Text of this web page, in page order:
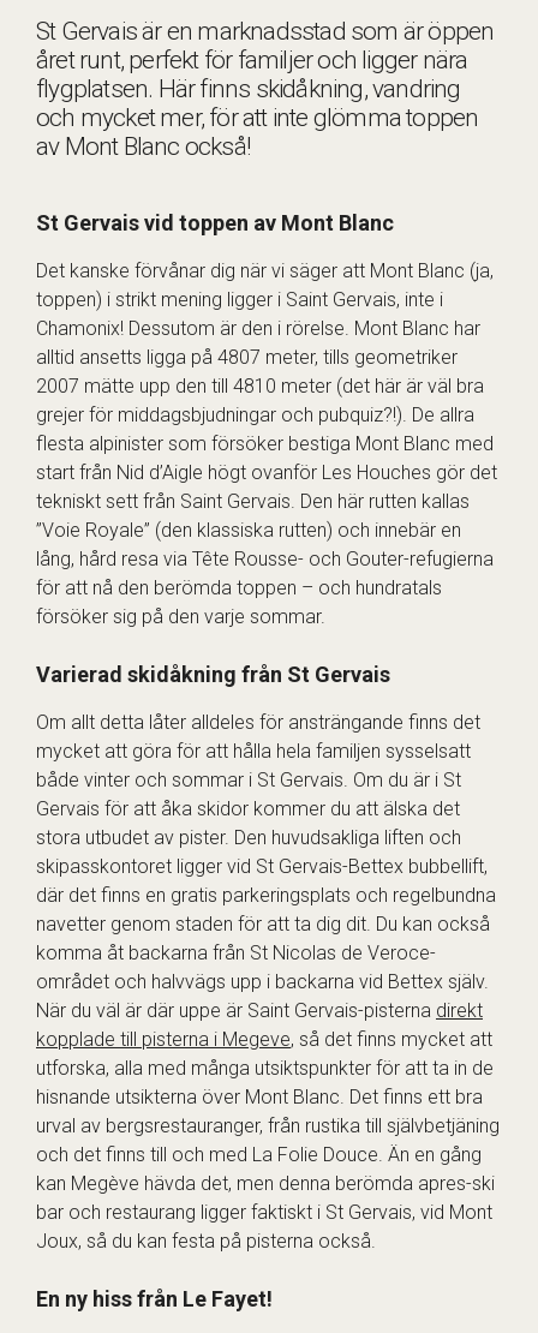
St Gervais är en marknadsstad som är öppen
året runt, perfekt för familjer och ligger nära
flygplatsen. Här finns skidåkning, vandring
och mycket mer, för att inte glömma toppen
av Mont Blanc också!
St Gervais vid toppen av Mont Blanc
Det kanske förvånar dig när vi säger att Mont Blanc (ja,
toppen) i strikt mening ligger i Saint Gervais, inte i
Chamonix! Dessutom är den i rörelse. Mont Blanc har
alltid ansetts ligga på 4807 meter, tills geometriker
2007 mätte upp den till 4810 meter (det här är väl bra
grejer för middagsbjudningar och pubquiz?!). De allra
flesta alpinister som försöker bestiga Mont Blanc med
start från Nid d’Aigle högt ovanför Les Houches gör det
tekniskt sett från Saint Gervais. Den här rutten kallas
”Voie Royale” (den klassiska rutten) och innebär en
lång, hård resa via Tête Rousse- och Gouter-refugierna
för att nå den berömda toppen – och hundratals
försöker sig på den varje sommar.
Varierad skidåkning från St Gervais
Om allt detta låter alldeles för ansträngande finns det
mycket att göra för att hålla hela familjen sysselsatt
både vinter och sommar i St Gervais. Om du är i St
Gervais för att åka skidor kommer du att älska det
stora utbudet av pister. Den huvudsakliga liften och
skipasskontoret ligger vid St Gervais-Bettex bubbellift,
där det finns en gratis parkeringsplats och regelbundna
navetter genom staden för att ta dig dit. Du kan också
komma åt backarna från St Nicolas de Veroce-
området och halvvägs upp i backarna vid Bettex själv.
När du väl är där uppe är Saint Gervais-pisterna direkt
kopplade till pisterna i Megeve, så det finns mycket att
utforska, alla med många utsiktspunkter för att ta in de
hisnande utsikterna över Mont Blanc. Det finns ett bra
urval av bergsrestauranger, från rustika till självbetjäning
och det finns till och med La Folie Douce. Än en gång
kan Megève hävda det, men denna berömda apres-ski
bar och restaurang ligger faktiskt i St Gervais, vid Mont
Joux, så du kan festa på pisterna också.
En ny hiss från Le Fayet!